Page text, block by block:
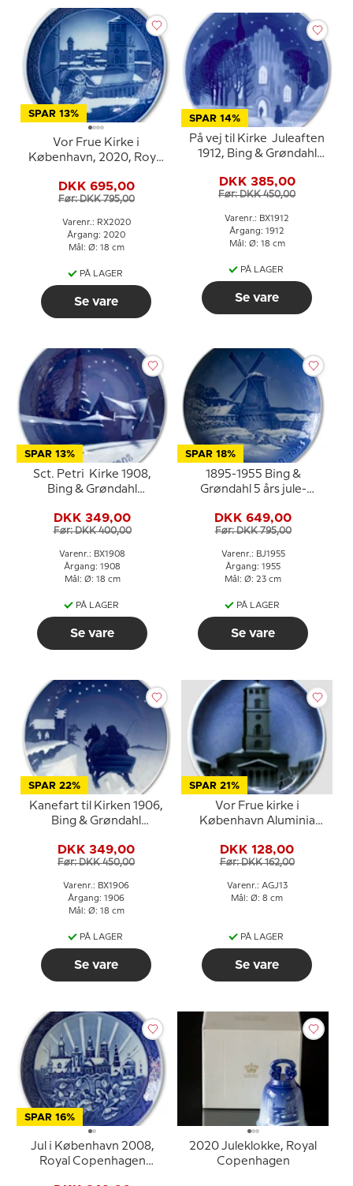
SPAR 13%
Vor Frue Kirke i
København, 2020, Royal
DKK 695,00
Før: DKK 795,00
Varenr.: RX2020
Årgang: 2020
Mål: Ø: 18 cm
PÅ LAGER
Se vare
SPAR 14%
På vej til Kirke Juleaften
1912, Bing & Grøndahl
DKK 385,00
Før: DKK 450,00
Varenr.: BX1912
Årgang: 1912
Mål: Ø: 18 cm
PÅ LAGER
Se vare
SPAR 13%
Sct. Petri Kirke 1908,
Bing & Grøndahl
DKK 349,00
Før: DKK 400,00
Varenr.: BX1908
Årgang: 1908
Mål: Ø: 18 cm
PÅ LAGER
Se vare
SPAR 18%
1895-1955 Bing &
Grøndahl 5 års jule-
DKK 649,00
Før: DKK 795,00
Varenr.: BJ1955
Årgang: 1955
Mål: Ø: 23 cm
PÅ LAGER
Se vare
SPAR 22%
Kanefart til Kirken 1906,
Bing & Grøndahl
DKK 349,00
Før: DKK 450,00
Varenr.: BX1906
Årgang: 1906
Mål: Ø: 18 cm
PÅ LAGER
Se vare
SPAR 21%
Vor Frue kirke i
København Aluminia
DKK 128,00
Før: DKK 162,00
Varenr.: AGJ13
Mål: Ø: 8 cm
PÅ LAGER
Se vare
SPAR 16%
Jul i København 2008,
Royal Copenhagen
2020 Juleklokke, Royal
Copenhagen